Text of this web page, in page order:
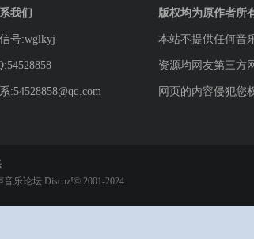
我们
号:wglkyj
:54528858@qq.com
版权均为原作者所
本站不提供任何音
资源均网友第三方
网页的内容侵犯您
音乐论坛 Discuz!© 2001-2024